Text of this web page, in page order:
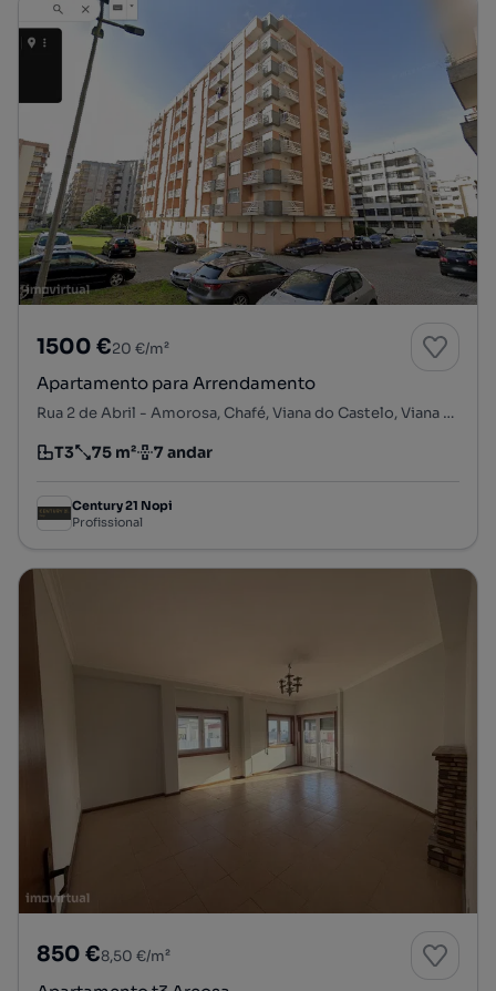
1500 €20 €/m²
Apartamento para Arrendamento
Rua 2 de Abril - Amorosa, Chafé, Viana do Castelo, Viana do Castelo
Tipologia
T3
Preço por metro quadrado
75 m²
Andar 7 andar
Century 21 Nopi
Profissional
850 €8,50 €/m²